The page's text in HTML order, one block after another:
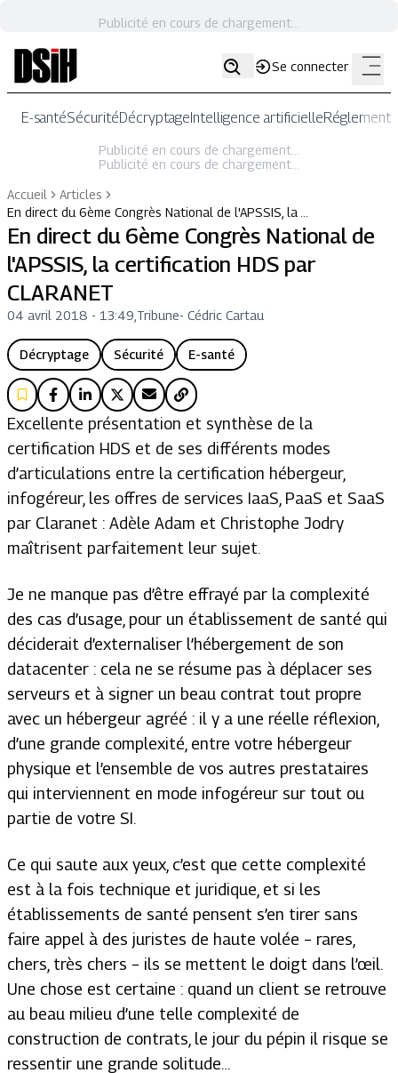
Publicité en cours de chargement...
Se connecter
E-santéSécuritéDécryptageIntelligence artificielle
Publicité en cours de chargement...
Publicité en cours de chargement...
Accueil
Articles
En direct du 6ème Congrès National de l'APSSIS, la …
En direct du 6ème Congrès National de
l'APSSIS, la certification HDS par
CLARANET
04 avril 2018 - 13:49 Tribune- Cédric Cartau
Décryptage Sécurité E-santé
Excellente présentation et synthèse de la
certification HDS et de ses différents modes
d’articulations entre la certification hébergeur,
infogéreur, les offres de services IaaS, PaaS et SaaS
par Claranet : Adèle Adam et Christophe Jodry
maîtrisent parfaitement leur sujet.
Je ne manque pas d’être effrayé par la complexité
des cas d’usage, pour un établissement de santé qui
déciderait d’externaliser l’hébergement de son
datacenter : cela ne se résume pas à déplacer ses
serveurs et à signer un beau contrat tout propre
avec un hébergeur agréé : il y a une réelle réflexion,
d’une grande complexité, entre votre hébergeur
physique et l’ensemble de vos autres prestataires
qui interviennent en mode infogéreur sur tout ou
partie de votre SI.
Ce qui saute aux yeux, c’est que cette complexité
est à la fois technique et juridique, et si les
établissements de santé pensent s’en tirer sans
faire appel à des juristes de haute volée – rares,
chers, très chers – ils se mettent le doigt dans l’œil.
Une chose est certaine : quand un client se retrouve
au beau milieu d’une telle complexité de
construction de contrats, le jour du pépin il risque se
ressentir une grande solitude…